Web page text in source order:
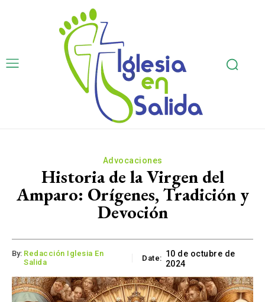
Advocaciones
Historia de la Virgen del
Amparo: Orígenes, Tradición y
Devoción
By: Redacción Iglesia En
Salida
Date: 10 de octubre de
2024